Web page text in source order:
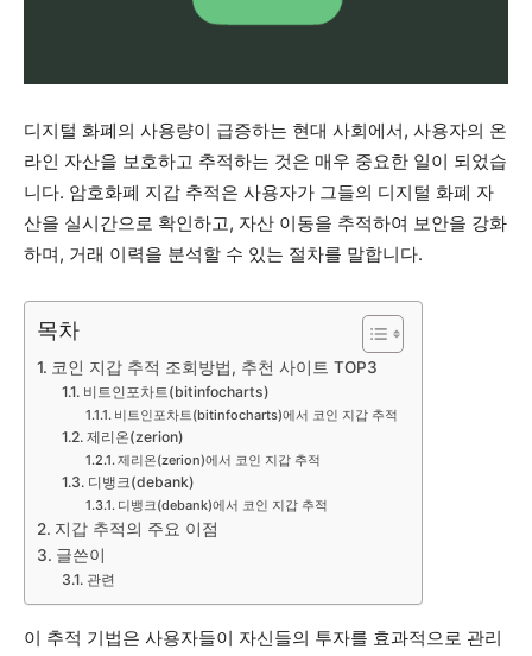
디지털 화폐의 사용량이 급증하는 현대 사회에서, 사용자의 온
라인 자산을 보호하고 추적하는 것은 매우 중요한 일이 되었습
니다. 암호화폐 지갑 추적은 사용자가 그들의 디지털 화폐 자
산을 실시간으로 확인하고, 자산 이동을 추적하여 보안을 강화
하며, 거래 이력을 분석할 수 있는 절차를 말합니다.
목차
코인 지갑 추적 조회방법, 추천 사이트 TOP3
비트인포차트(bitinfocharts)
비트인포차트(bitinfocharts)에서 코인 지갑 추적
제리온(zerion)
제리온(zerion)에서 코인 지갑 추적
디뱅크(debank)
디뱅크(debank)에서 코인 지갑 추적
지갑 추적의 주요 이점
글쓴이
관련
이 추적 기법은 사용자들이 자신들의 투자를 효과적으로 관리